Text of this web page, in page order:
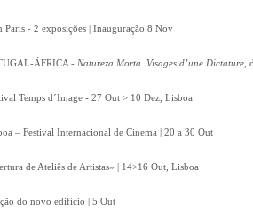
Paris - 2 exposições | Inauguração 8 Nov
ÁFRICA - Natureza Morta. Visages d’une Dictature
Temps d´Image - 27 Out > 10 Dez, Lisboa
– Festival Internacional de Cinema | 20 a 30 Out
de Ateliês de Artistas» | 14>16 Out, Lisboa
do novo edifício | 5 Out